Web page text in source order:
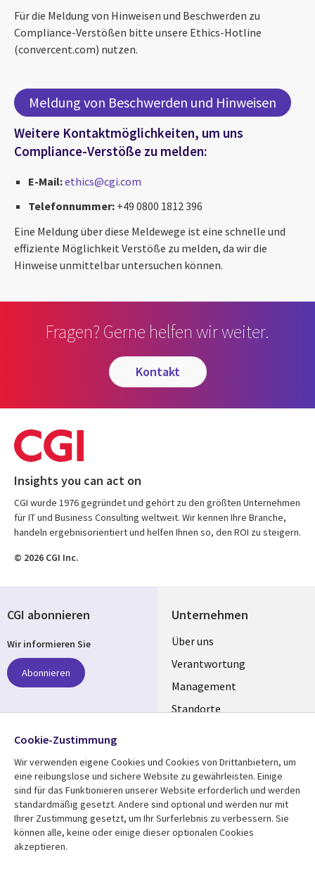
Für die Meldung von Hinweisen und Beschwerden zu
Compliance-Verstößen bitte unsere Ethics-Hotline
(convercent.com) nutzen.
Meldung von Beschwerden und Hinweisen
Weitere Kontaktmöglichkeiten, um uns
Compliance-Verstöße zu melden:
E-Mail:ethics@cgi.com
Telefonnummer: +49 0800 1812 396
Eine Meldung über diese Meldewege ist eine schnelle und
effiziente Möglichkeit Verstöße zu melden, da wir die
Hinweise unmittelbar untersuchen können.
Fragen? Gerne helfen wir weiter.
kontakt
Insights you can act on
CGI wurde 1976 gegründet und gehört zu den größten Unternehmen
für IT und Business Consulting weltweit. Wir kennen Ihre Branche,
handeln ergebnisorientiert und helfen Ihnen so, den ROI zu steigern.
© 2026 CGI Inc.
Unternehmen
Useful
links
GERMANY
Über uns
Verantwortung
Management
Standorte
Mediathek
Library
Aktuelles
Rechtliches
CGI abonnieren
Wir informieren Sie
Abonnieren
Folgen Sie uns
Social
Media
GERMANY
Cookie-Zustimmung
Wir verwenden eigene Cookies und Cookies von Drittanbietern, um
eine reibungslose und sichere Website zu gewährleisten. Einige
sind für das Funktionieren unserer Website erforderlich und werden
standardmäßig gesetzt. Andere sind optional und werden nur mit
Ihrer Zustimmung gesetzt, um Ihr Surferlebnis zu verbessern. Sie
können alle, keine oder einige dieser optionalen Cookies
akzeptieren.